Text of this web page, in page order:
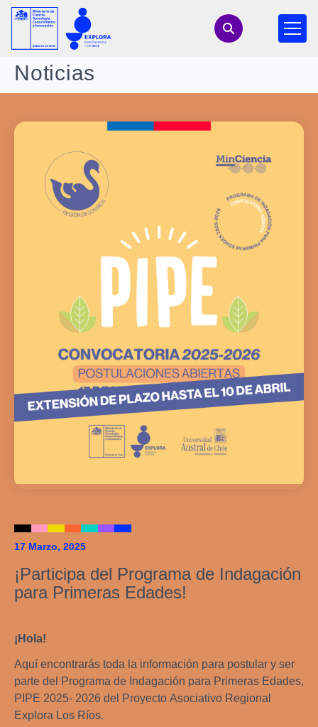
Noticias
17 Marzo, 2025
¡Participa del Programa de Indagación
para Primeras Edades!
¡Hola!
Aquí encontrarás toda la información para postular y ser
parte del Programa de Indagación para Primeras Edades,
PIPE 2025- 2026 del Proyecto Asociativo Regional
Explora Los Ríos.